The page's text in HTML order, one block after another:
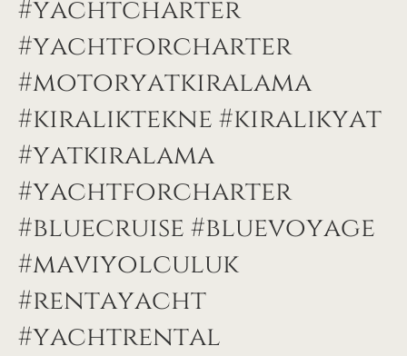
#yachtcharter
#yachtforcharter
#motoryatkiralama
#kiralıktekne #kiralıkyat
#yatkiralama
#yachtforcharter
#bluecruise #bluevoyage
#maviyolculuk
#rentayacht
#yachtrental